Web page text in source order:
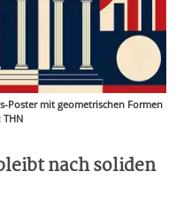
Poster mit geometrischen Formen
nach soliden